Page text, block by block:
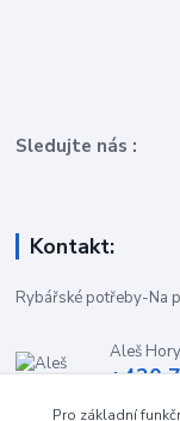
Sledujte nás :
Kontakt:
Rybářské potřeby-Na
Aleš
+420
Pro základní